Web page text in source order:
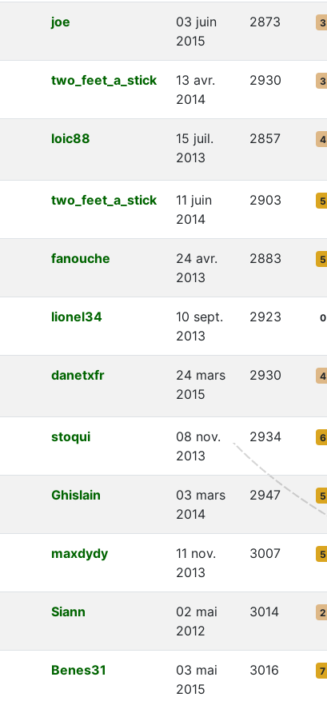
joe
03 juin
2015
2873 3
two_feet_a_stick
13 avr.
2014
2930 3
loic88
15 juil.
2013
2857 4
two_feet_a_stick
11 juin
2014
2903 5
fanouche
24 avr.
2013
2883 5
lionel34
10 sept.
2013
2923 0
danetxfr
24 mars
2015
2930 4
stoqui
08 nov.
2013
2934 6
Ghislain
03 mars
2014
2947 5
maxdydy
11 nov.
2013
3007 5
Siann
02 mai
2012
3014 2
Benes31
03 mai
2015
3016 7